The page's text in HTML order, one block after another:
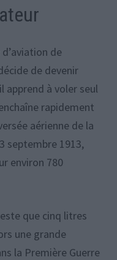
d’aviation de
de devenir
à voler seul
rapidement
aérienne de la
septembre 1913,
environ 780
que cinq litres
une grande
la Première Guerre